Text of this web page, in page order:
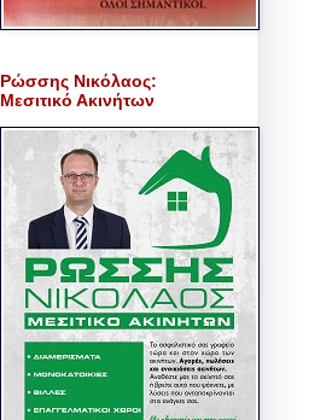
Ρώσσης Νικόλαος:
Μεσιτικό Ακινήτων